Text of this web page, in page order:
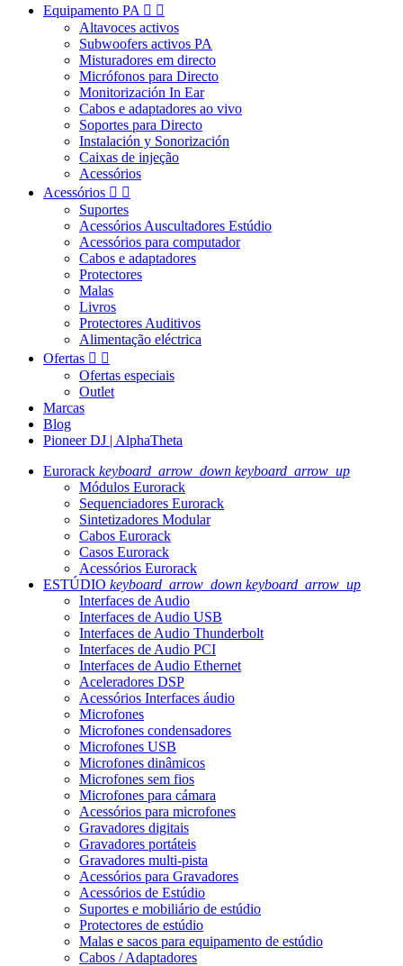
Equipamento PA  
Altavoces activos
Subwoofers activos PA
Misturadores em directo
Micrófonos para Directo
Monitorización In Ear
Cabos e adaptadores ao vivo
Soportes para Directo
Instalación y Sonorización
Caixas de injeção
Acessórios
Acessórios  
Suportes
Acessórios Auscultadores Estúdio
Acessórios para computador
Cabos e adaptadores
Protectores
Malas
Livros
Protectores Auditivos
Alimentação eléctrica
Ofertas  
Ofertas especiais
Outlet
Marcas
Blog
Pioneer DJ | AlphaTheta
Eurorack keyboard_arrow_down keyboard_arrow_up
Módulos Eurorack
Sequenciadores Eurorack
Sintetizadores Modular
Cabos Eurorack
Casos Eurorack
Acessórios Eurorack
ESTÚDIO keyboard_arrow_down keyboard_arrow_up
Interfaces de Audio
Interfaces de Audio USB
Interfaces de Audio Thunderbolt
Interfaces de Audio PCI
Interfaces de Audio Ethernet
Aceleradores DSP
Acessórios Interfaces áudio
Microfones
Microfones condensadores
Microfones USB
Microfones dinâmicos
Microfones sem fios
Microfones para cámara
Acessórios para microfones
Gravadores digitais
Gravadores portáteis
Gravadores multi-pista
Acessórios para Gravadores
Acessórios de Estúdio
Suportes e mobiliário de estúdio
Protectores de estúdio
Malas e sacos para equipamento de estúdio
Cabos / Adaptadores